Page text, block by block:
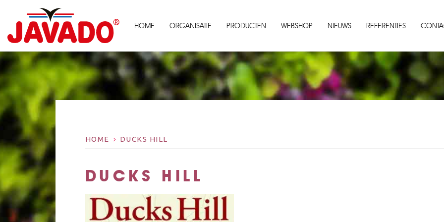
HOME ORGANISATIE PRODUCTEN WEBSHOP NIEUWS REFERENTIES
HOME DUCKS HILL
DUCKS HILL